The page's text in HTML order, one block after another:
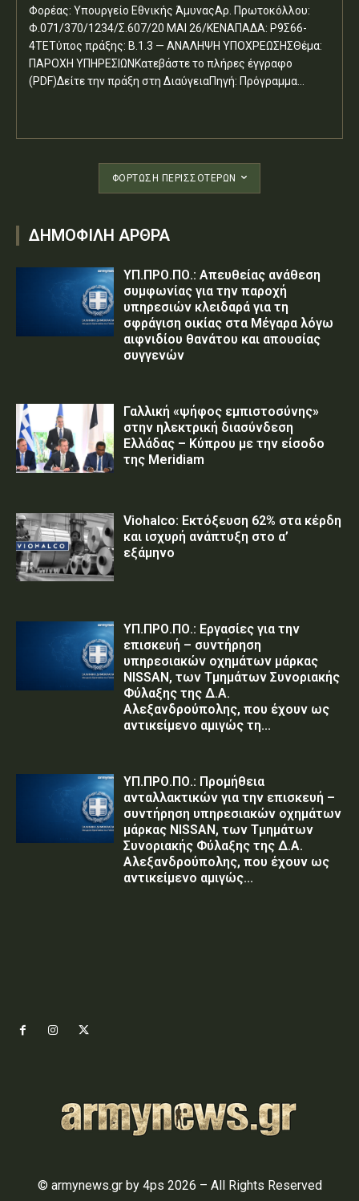
Φορέας: Υπουργείο Εθνικής ΆμυναςΑρ. Πρωτοκόλλου:
Φ.071/370/1234/Σ.607/20 ΜΑΙ 26/ΚΕΝΑΠΑΔΑ: Ρ9Σ66-
4ΤΕΤύπος πράξης: Β.1.3 — ΑΝΑΛΗΨΗ ΥΠΟΧΡΕΩΣΗΣΘέμα:
ΠΑΡΟΧΗ ΥΠΗΡΕΣΙΩΝΚατεβάστε το πλήρες έγγραφο
(PDF)Δείτε την πράξη στη ΔιαύγειαΠηγή: Πρόγραμμα...
ΦΌΡΤΩΣΗ ΠΕΡΙΣΣΟΤΈΡΩΝ
ΔΗΜΟΦΙΛΗ ΑΡΘΡΑ
ΥΠ.ΠΡΟ.ΠΟ.: Απευθείας ανάθεση
συμφωνίας για την παροχή
υπηρεσιών κλειδαρά για τη
σφράγιση οικίας στα Μέγαρα λόγω
αιφνιδίου θανάτου και απουσίας
συγγενών
Γαλλική «ψήφος εμπιστοσύνης»
στην ηλεκτρική διασύνδεση
Ελλάδας – Κύπρου με την είσοδο
της Meridiam
Viohalco: Εκτόξευση 62% στα κέρδη
και ισχυρή ανάπτυξη στο α’
εξάμηνο
ΥΠ.ΠΡΟ.ΠΟ.: Εργασίες για την
επισκευή – συντήρηση
υπηρεσιακών οχημάτων μάρκας
NISSAN, των Τμημάτων Συνοριακής
Φύλαξης της Δ.Α.
Αλεξανδρούπολης, που έχουν ως
αντικείμενο αμιγώς τη...
ΥΠ.ΠΡΟ.ΠΟ.: Προμήθεια
ανταλλακτικών για την επισκευή –
συντήρηση υπηρεσιακών οχημάτων
μάρκας NISSAN, των Τμημάτων
Συνοριακής Φύλαξης της Δ.Α.
Αλεξανδρούπολης, που έχουν ως
αντικείμενο αμιγώς...
© armynews.gr by 4ps 2026 – All Rights Reserved